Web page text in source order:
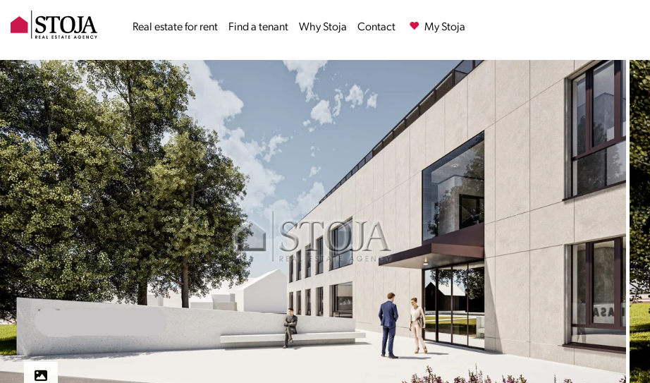
Real estate for rent Find a tenant Why Stoja Contact My Stoja